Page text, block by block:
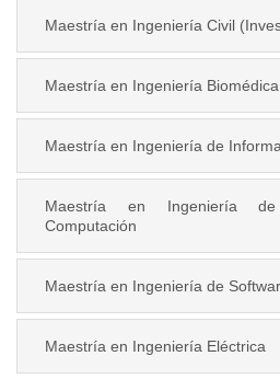
Maestría en Ingeniería Civil
Maestría en Ingeniería Biomédica
Maestría en Ingeniería de
Maestría en Ingeniería
Computación
Maestría en Ingeniería de
Maestría en Ingeniería Eléctrica